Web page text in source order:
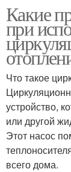
Какие
при
Что такое
устройство,
или другой
Этот насос
всего дома.